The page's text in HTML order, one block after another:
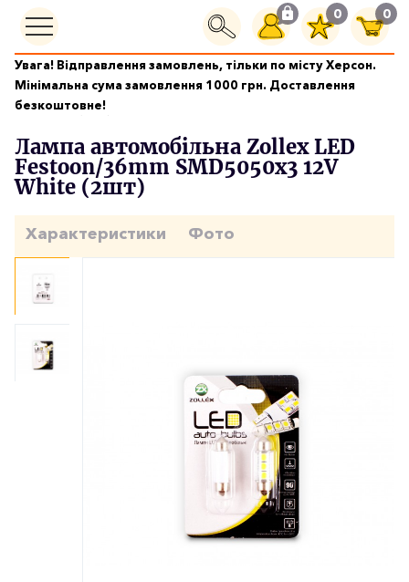
0 0
Увага! Відправлення замовлень, тільки по місту Херсон.
Мінімальна сума замовлення 1000 грн. Доставлення
безкоштовне!
Автолампи
Лампа автомобільна Zollex LED Festoon/36mm SMD5050x3
12V White (2шт)
Лампа автомобільна Zollex LED
Festoon/36mm SMD5050x3 12V
White (2шт)
Характеристики Фото